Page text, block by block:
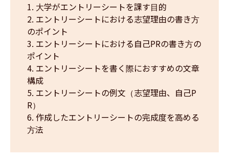
大学がエントリーシートを課す目的
エントリーシートにおける志望理由の書き方
のポイント
エントリーシートにおける自己PRの書き方の
ポイント
エントリーシートを書く際におすすめの文章
構成
エントリーシートの例文（志望理由、自己P
R）
作成したエントリーシートの完成度を高める
方法